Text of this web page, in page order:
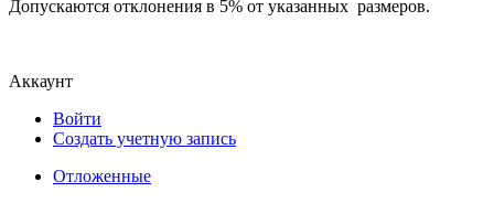
Допускаются отклонения в 5% от указанных размеров.
Аккаунт
Войти
Создать учетную запись
Отложенные